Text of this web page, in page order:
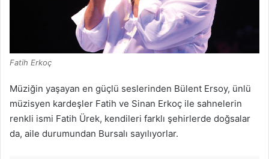
Fatih Erkoç
Müziğin yaşayan en güçlü seslerinden Bülent Ersoy, ünlü
müzisyen kardeşler Fatih ve Sinan Erkoç ile sahnelerin
renkli ismi Fatih Ürek, kendileri farklı şehirlerde doğsalar
da, aile durumundan Bursalı sayılıyorlar.